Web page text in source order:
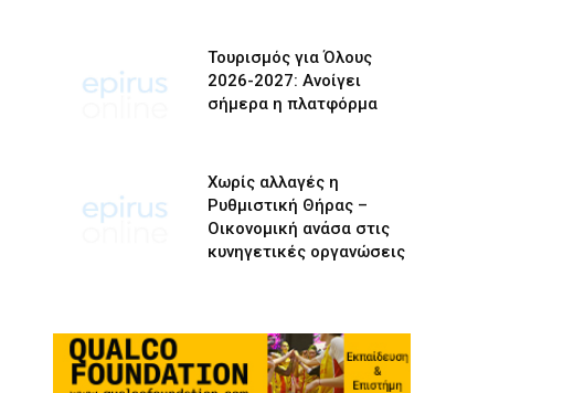
Τουρισμός για Όλους
2026-2027: Ανοίγει
σήμερα η πλατφόρμα
Χωρίς αλλαγές η
Ρυθμιστική Θήρας –
Οικονομική ανάσα στις
κυνηγετικές οργανώσεις